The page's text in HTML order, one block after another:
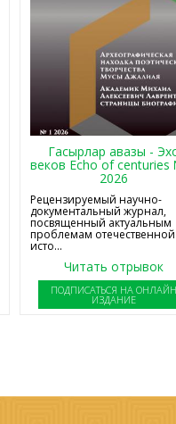
Гасырлар авазы -
веков Echo of
2026
Рецензируемый научно-
документальный журнал,
посвященный актуальным
проблемам отечественной
исто...
Читать отрывок
ПОДПИСАТЬСЯ НА
ИЗДАНИЕ